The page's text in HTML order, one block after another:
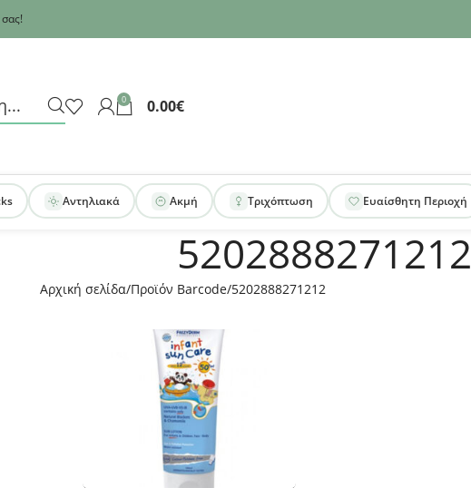
0 0.00€
Αντηλιακά Ακμή Τριχόπτωση Ευαίσθητη Περιοχή
5202888271212
Αρχική σελίδα Προϊόν Barcode 5202888271212